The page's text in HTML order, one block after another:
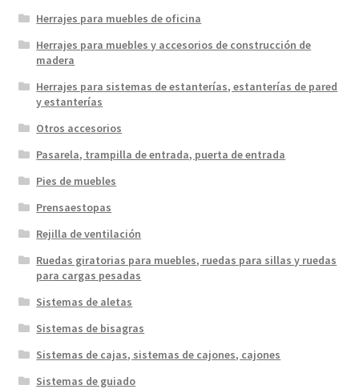
Herrajes para muebles de oficina
Herrajes para muebles y accesorios de construcción de
madera
Herrajes para sistemas de estanterías, estanterías de pared
y estanterías
Otros accesorios
Pasarela, trampilla de entrada, puerta de entrada
Pies de muebles
Prensaestopas
Rejilla de ventilación
Ruedas giratorias para muebles, ruedas para sillas y ruedas
para cargas pesadas
Sistemas de aletas
Sistemas de bisagras
Sistemas de cajas, sistemas de cajones, cajones
Sistemas de guiado